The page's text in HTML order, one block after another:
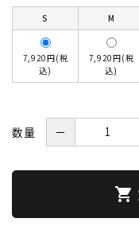
S M
7,920円(税
込)
7,920円(税
込)
数量 －
shopping_cart